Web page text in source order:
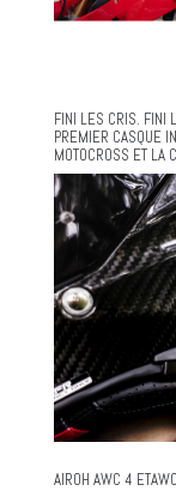
FINI LES CRIS. FINI
PREMIER CASQUE
MOTOCROSS ET LA
AIROH AWC 4